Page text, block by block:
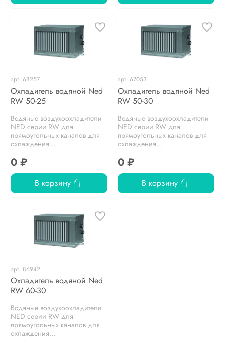
арт. 68257
Охладитель водяной Ned
RW 50-25
Водяные воздухоохладители
NED серии RW для
прямоугольных каналов для
охлаждения...
0 ₽
В корзину
арт. 67053
Охладитель водяной Ned
RW 50-30
Водяные воздухоохладители
NED серии RW для
прямоугольных каналов для
охлаждения...
0 ₽
В корзину
арт. 86942
Охладитель водяной Ned
RW 60-30
Водяные воздухоохладители
NED серии RW для
прямоугольных каналов для
охлаждения...